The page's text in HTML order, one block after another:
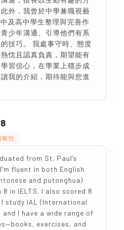
外，我曾於中學兼職視藝
及高中學生整理與完善作
少年溝通、引導他們有系
技巧。 我處事守時、態度
忱且認真負責，期望能有
習信心，在學業上穩步成
我的介紹，期待能與您進
耐性
from St. Paul’s
fluent in both English
and putonghua)
8 in IELTS. I also scored 8
I study IAL (International
and I have a wide range of
exercises, and